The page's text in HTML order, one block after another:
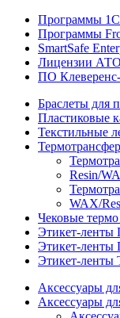
Программы 1C
Программы
SmartSafe
Лицензии
ПО
Браслеты для
Пластиковые
Текстильные
Resin/
WAX/
Чековые
Этикет-ленты
Этикет-ленты
Этикет-ленты
Аксессуары
Аксессуары